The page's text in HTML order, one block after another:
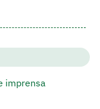
imprensa